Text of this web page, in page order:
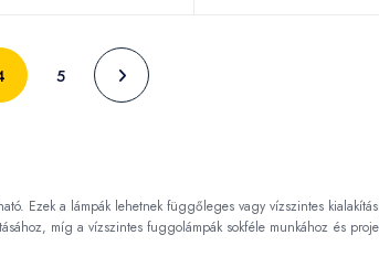
5
Ezek a lámpák lehetnek függőleges vagy vízszintes
míg a vízszintes fuggolámpák sokféle munkához és